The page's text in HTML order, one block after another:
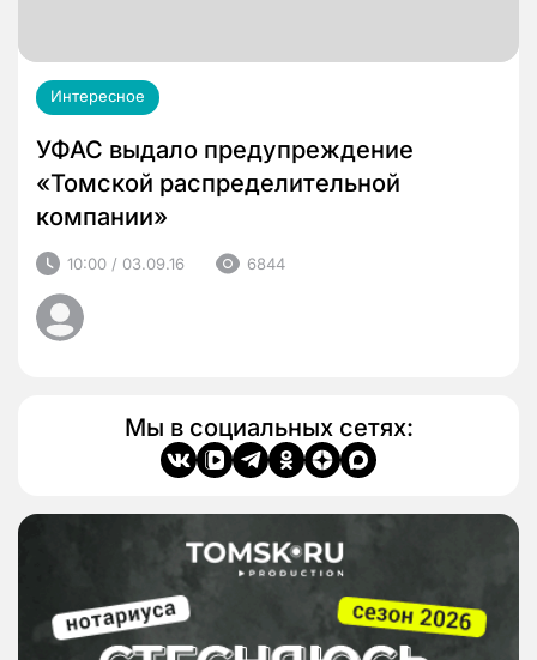
Интересное
УФАС выдало предупреждение
«Томской распределительной
компании»
10:00 / 03.09.16 6844
Мы в социальных сетях: